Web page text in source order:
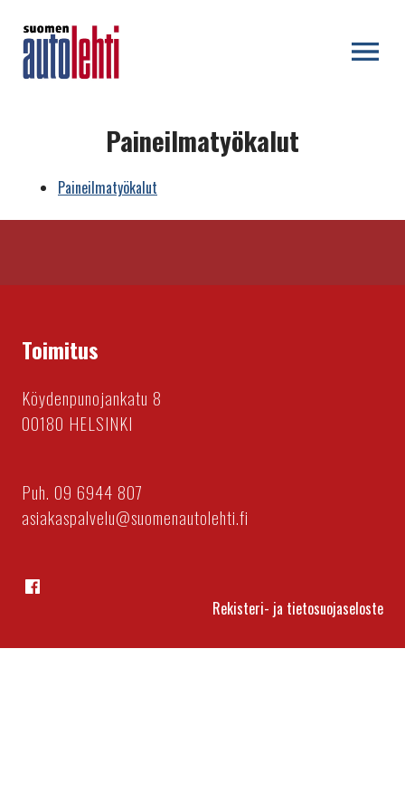
Paineilmatyökalut
Paineilmatyökalut
Toimitus
Köydenpunojankatu 8
00180 HELSINKI
Puh. 09 6944 807
asiakaspalvelu@suomenautolehti.fi
Rekisteri- ja tietosuojaseloste